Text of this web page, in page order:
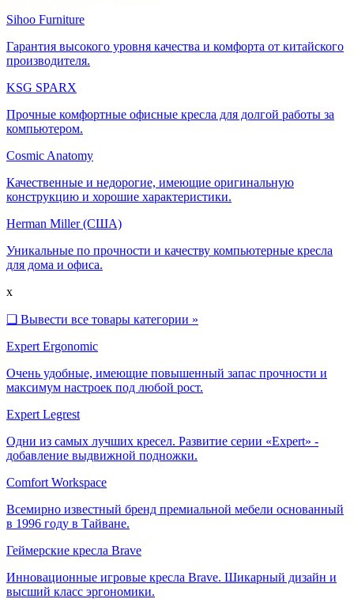
Sihoo Furniture
Гарантия высокого уровня качества и комфорта от китайского
производителя.
KSG SPARX
Прочные комфортные офисные кресла для долгой работы за
компьютером.
Cosmic Anatomy
Качественные и недорогие, имеющие оригинальную
конструкцию и хорошие характеристики.
Herman Miller (США)
Уникальные по прочности и качеству компьютерные кресла
для дома и офиса.
x
❑ Вывести все товары категории »
Expert Ergonomic
Очень удобные, имеющие повышенный запас прочности и
максимум настроек под любой рост.
Expert Legrest
Одни из самых лучших кресел. Развитие серии «Expert» -
добавление выдвижной подножки.
Comfort Workspace
Всемирно известный бренд премиальной мебели основанный
в 1996 году в Тайване.
Геймерские кресла Brave
Инновационные игровые кресла Brave. Шикарный дизайн и
высший класс эргономики.